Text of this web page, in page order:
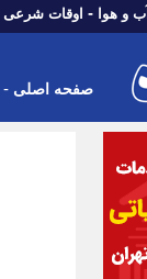
آب و هوا - اوقات شرعی
صفحه اصلی -